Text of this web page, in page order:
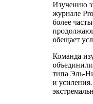
Изучению
журнале
более
обещает
Команда
типа Эль-
и